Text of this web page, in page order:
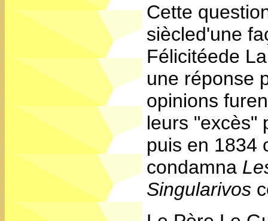
Cette
siècled'une
Félicitéede
une réponse
opinions
leurs "excès"
puis en 1834
condamna
Singularivos